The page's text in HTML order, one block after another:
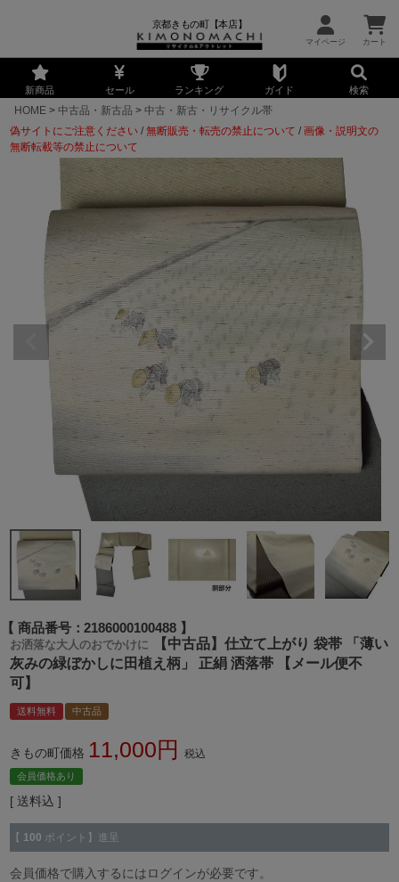
京都きもの町【本店】
新商品 セール ランキング ガイド 検索
HOME 中古品・新古品
中古・新古・リサイクル帯
偽サイトにご注意ください /無断販売・転売の禁止について /画像・説明文の
無断転載等の禁止について
商品番号 2186000100488
お洒落な大人のおでかけに
【中古品】仕立て上がり 袋帯 「薄い
灰みの緑ぼかしに田植え柄」 正絹 洒落帯 【メール便不
可】
送料無料 中古品
きもの町価格 11,000 税込
会員価格あり
送料込
【 100 ポイント】進呈
会員価格で購入するにはログインが必要です。